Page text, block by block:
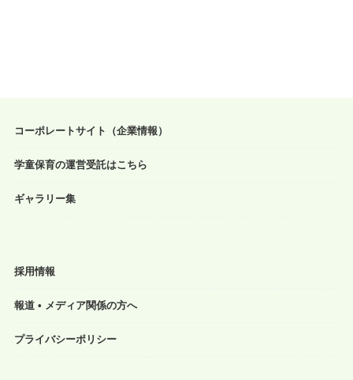
コーポレートサイト（企業情報）
学童保育の運営受託はこちら
ギャラリー集
採用情報
報道 • メディア関係の方へ
プライバシーポリシー